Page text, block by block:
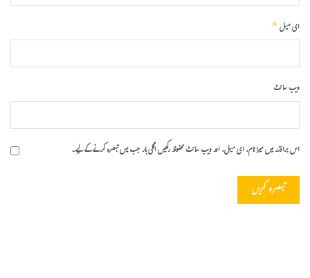
ای میل*
ویب‌ سائٹ
اس براؤزر میں میرا نام، ای میل، اور ویب سائٹ محفوظ رکھیں اگلی بار جب میں تبصرہ کرنے کےلیے۔